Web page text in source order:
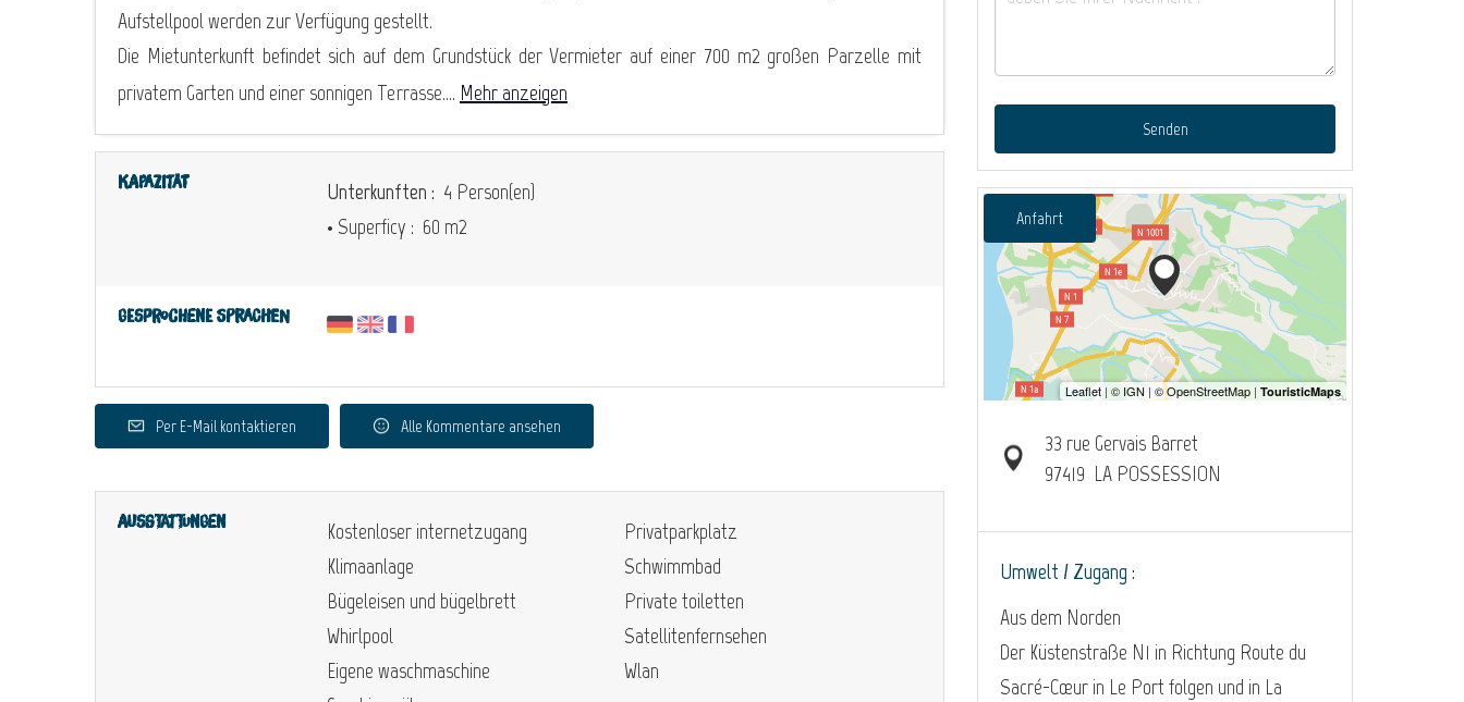
Aufstellpool werden zur Verfügung gestellt.
Die Mietunterkunft befindet sich auf dem Grundstück der Vermieter auf einer 700 m2 großen Parzelle mit
privatem Garten und einer sonnigen Terrasse.... Mehr anzeigen
Kapazität Unterkunften : 4 Person(en)
• Superficy : 60 m2
Gesprochene Sprachen
Per E-Mail kontaktieren Alle Kommentare ansehen
Ausstattungen
Kostenloser internetzugang
Klimaanlage
Bügeleisen und bügelbrett
Whirlpool
Eigene waschmaschine
Privatparkplatz
Schwimmbad
Private toiletten
Satellitenfernsehen
Wlan
Senden
Anfahrt
33 rue Gervais Barret
97419 LA POSSESSION
Umwelt / Zugang :
Aus dem Norden
Der Küstenstraße N1 in Richtung Route du
Sacré-Cœur in Le Port folgen und in La